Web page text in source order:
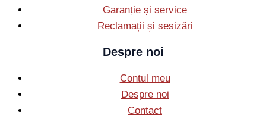
Garanție și service
Reclamații și sesizări
Despre noi
Contul meu
Despre noi
Contact